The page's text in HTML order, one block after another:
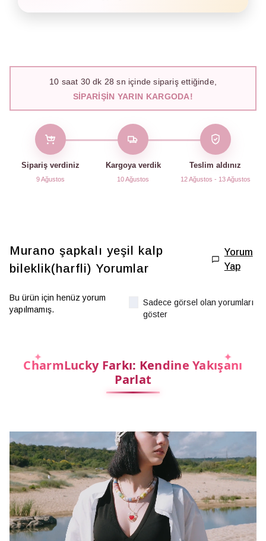
10 saat 30dk 27 sn içinde sipariş ettiğinde,
SIPARIŞIN YARIN KARGODA!
Sipariş verdiniz
9 Ağustos
Kargoya verdik
10 Ağustos
Teslim aldınız
12 Ağustos - 13 Ağustos
Murano şapkalı yeşil kalp
bileklik(harfli) Yorumlar
Yorum
Yap
Bu ürün için henüz yorum
yapılmamış.
Sadece görsel olan yorumları
göster
CharmLucky Farkı: Kendine Yakışanı
Parlat